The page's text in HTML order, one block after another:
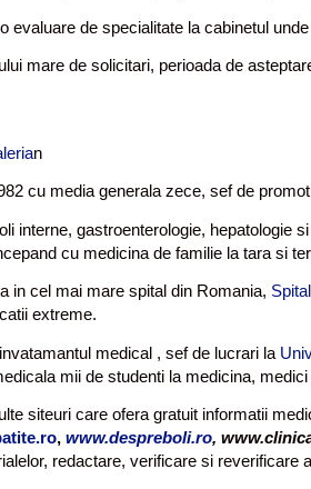
evaluare de specialitate la cabinetul
mare de solicitari, perioada de
n
cu media generala zece, sef de
interne, gastroenterologie, hepatologie
cu medicina de familie la tara si
in cel mai mare spital din Romania,
extreme.
medical , sef de lucrari la
mii de studenti la medicina,
siteuri care ofera gratuit informatii
, www.despreboli.ro,
redactare, verificare si